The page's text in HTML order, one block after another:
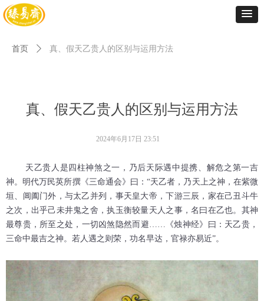
真、假天乙贵人的区别与运用方法
首页 ꄲ 真、假天乙贵人的区别与运用方法
天乙贵人是四柱神煞之一，乃后天际遇中提携、解危之第一吉
神。明代万民英所撰《三命通会》曰：“天乙者，乃天上之神，在紫微
垣、阊阖门外，与太乙并列，事天皇大帝，下游三辰，家在己丑斗牛
之次，出乎己未井鬼之舍，执玉衡较量天人之事，名曰在乙也。其神
最尊贵，所至之处，一切凶煞隐然而避……《烛神经》曰：天乙贵，
三命中最吉之神。若人遇之则荣，功名早达，官禄亦易近”。
2024年6月17日 23:51